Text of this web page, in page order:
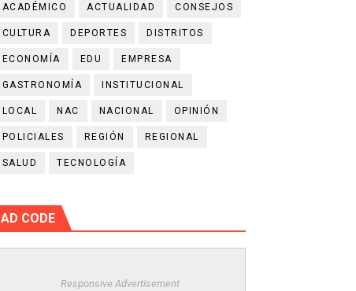
ACADÉMICO ACTUALIDAD CONSEJOS
CULTURA DEPORTES DISTRITOS
ECONOMÍA EDU EMPRESA
GASTRONOMÍA INSTITUCIONAL
LOCAL NAC NACIONAL OPINIÓN
POLICIALES REGIÓN REGIONAL
SALUD TECNOLOGÍA
AD CODE
Responsive Advertisement